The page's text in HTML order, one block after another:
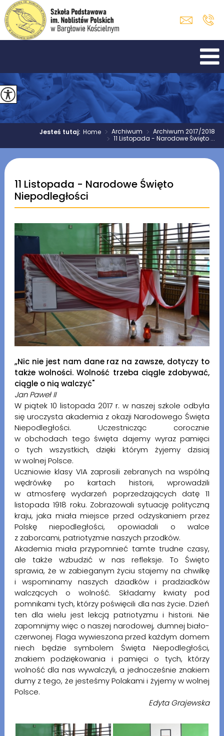
Jesteś tutaj:Home > Archiwum > Archiwum 2017/2018
> 11 Listopada - Narodowe Święto ...
11 Listopada - Narodowe Święto
Niepodległości
„Nic nie jest nam dane raz na zawsze, dotyczy to
także wolności. Wolność trzeba ciągle zdobywać,
ciągle o nią walczyć"
Jan Paweł II
W piątek 10 listopada 2017 r. w naszej szkole odbyła
się uroczysta akademia z okazji Narodowego Święta
Niepodległości. Uczestnicząc corocznie
w obchodach tego święta dajemy wyraz pamięci
o tych wszystkich, dzięki którym żyjemy dzisiaj
w wolnej Polsce.
Uczniowie klasy VIA zaprosili zebranych na wspólną
wędrówkę po kartach historii, wprowadzili
w atmosferę wydarzeń poprzedzających datę 11
listopada 1918 roku. Zobrazowali sytuację polityczną
kraju, jaka miała miejsce przed odzyskaniem przez
Polskę niepodległości, opowiadali o walce
z zaborcami, patriotyzmie naszych przodków.
Akademia miała przypomnieć tamte trudne czasy,
ale także wzbudzić w nas refleksje. To Święto
sprawia, że w zabieganym życiu stajemy na chwilkę
i wspominamy naszych dziadków i pradziadków
walczących o wolność. Składamy kwiaty pod
pomnikami tych, którzy poświęcili dla nas życie. Dzień
ten dla wielu jest lekcją patriotyzmu i historii. Nie
zapomnijmy więc o naszej narodowej, dumnej biało-
czerwonej. Flaga wywieszona przed każdym domem
niech będzie symbolem Święta Niepodległości,
znakiem podziękowania i pamięci o tych, którzy
wolność dla nas wywalczyli, a jednocześnie znakiem
dumy z tego, że jesteśmy Polakami i żyjemy w wolnej
Polsce.
Edyta Grajewska